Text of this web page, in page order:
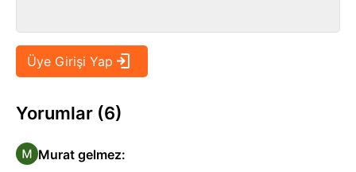
Yorumlar (6)
Murat gelmez: